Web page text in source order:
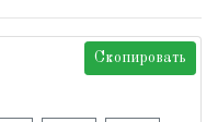
Скопировать